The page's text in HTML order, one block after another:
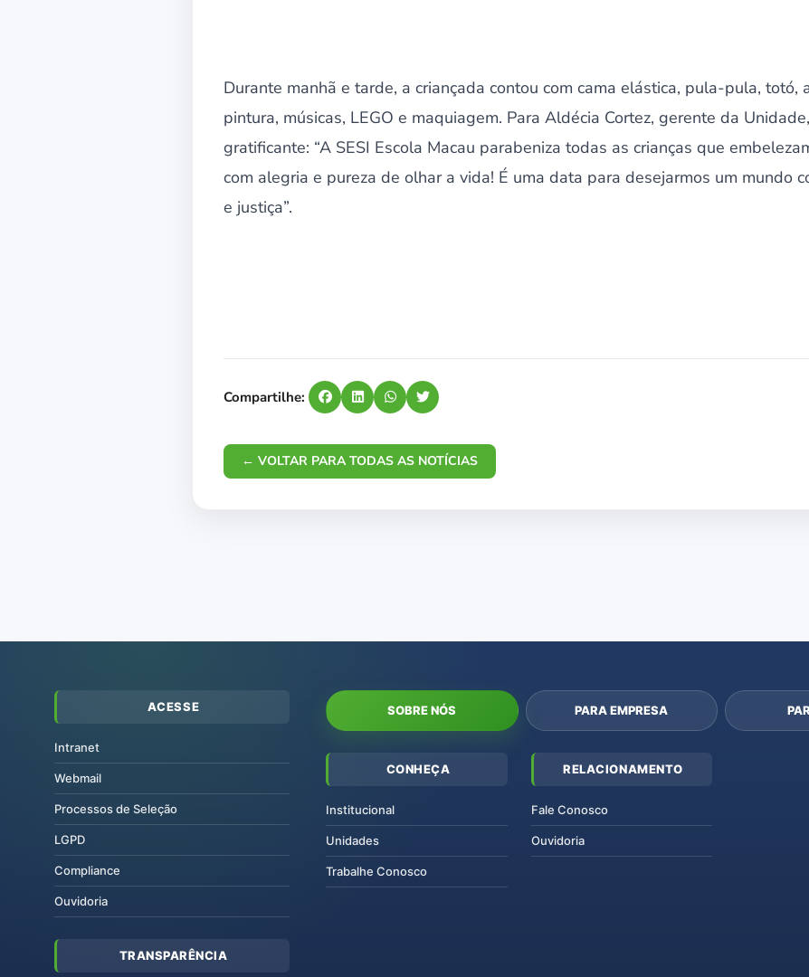
Durante manhã e tarde, a criançada contou com cama elástica, pula-pula, totó,
pintura, músicas, LEGO e maquiagem. Para Aldécia Cortez, gerente da
gratificante: “A SESI Escola Macau parabeniza todas as crianças que
com alegria e pureza de olhar a vida! É uma data para desejarmos um mundo
e justiça”.
Compartilhe:
← VOLTAR PARA TODAS AS NOTÍCIAS
ACESSE
Intranet
Webmail
Processos de Seleção
LGPD
Compliance
Ouvidoria
TRANSPARÊNCIA
SOBRE NÓS PARA EMPRESA
CONHEÇA
Institucional
Unidades
Trabalhe Conosco
RELACIONAMENTO
Fale Conosco
Ouvidoria